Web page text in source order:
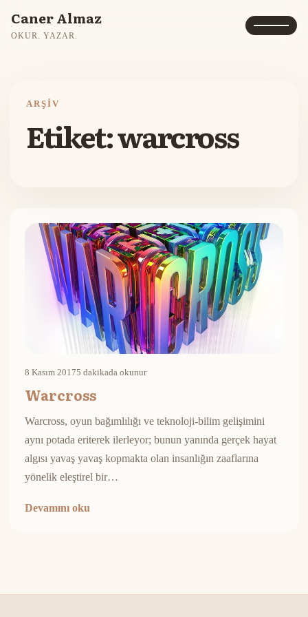
Caner Almaz
OKUR. YAZAR.
ARŞIV
Etiket:warcross
8 Kasım 20175 dakikada okunur
Warcross
Warcross, oyun bağımlılığı ve teknoloji-bilim gelişimini
aynı potada eriterek ilerleyor; bunun yanında gerçek hayat
algısı yavaş yavaş kopmakta olan insanlığın zaaflarına
yönelik eleştirel bir…
Devamını oku